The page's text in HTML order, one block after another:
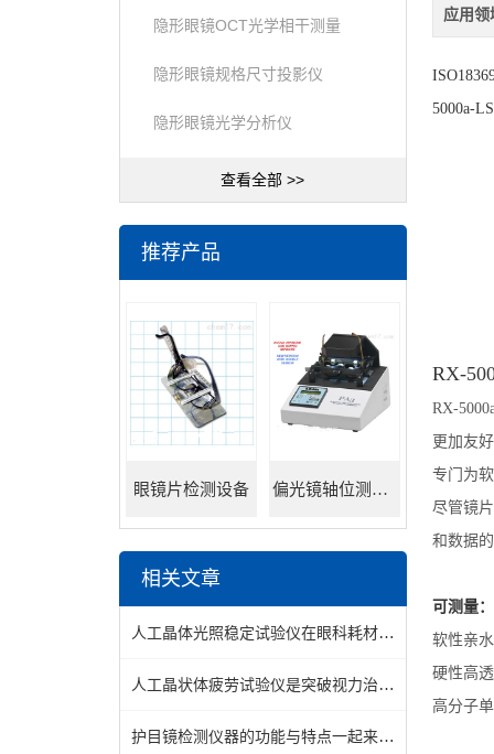
隐形眼镜OCT光学相干测量
隐形眼镜规格尺寸投影仪
隐形眼镜光学分析仪
查看全部 >>
推荐产品
眼镜片检测设备 偏光镜轴位测试仪
相关文章
人工晶体光照稳定试验仪在眼科耗材检测中的应用价值探析
人工晶状体疲劳试验仪是突破视力治疗的关键设备
护目镜检测仪器的功能与特点一起来了解下
应用领
5000a-
RX-
RX-
更加友
专门为
尽管镜
和数据
可测量：
软性亲
硬性高
高分子